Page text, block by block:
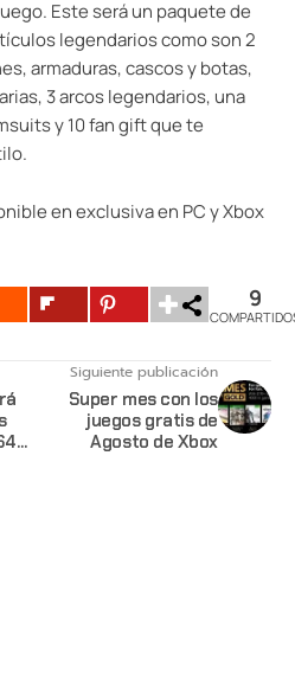
Este será un paquete de
legendarios como son 2
armaduras, cascos y botas,
3 arcos legendarios, una
y 10 fan gift que te
en exclusiva en PC y Xbox
9
Siguiente publicación
Super mes con los
juegos gratis de
Agosto de Xbox